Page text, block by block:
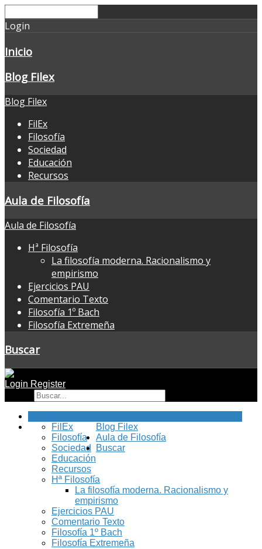
Login
Inicio
Blog Filex
Blog Filex
FilEx
Filosofía
Sociedad
Educación
Recursos
Aula de Filosofía
Aula de Filosofía
Hª Filosofía
La filosofía moderna. Racionalismo y
empirismo
Ejercicios PAU
Comentario Texto
Filosofía 1º Bach
Filosofía Extremeña
Buscar
Login Register
Blog Filex
FilEx
Filosofía
Sociedad
Educación
Recursos
Aula de Filosofía
Hª Filosofía
La filosofía moderna. Racionalismo y
empirismo
Ejercicios PAU
Comentario Texto
Filosofía 1º Bach
Filosofía Extremeña
Buscar